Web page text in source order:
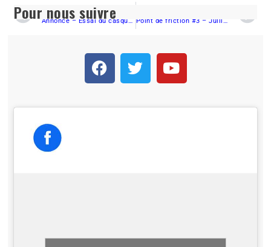
PRÉCÉDENT
Annonce – Essai du casque LS2 Verso Point de friction #3 – Juillet 2019
Pour nous suivre